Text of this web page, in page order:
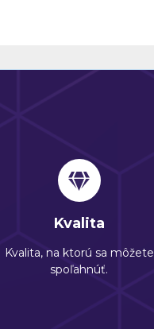
Kvalita
Kvalita, na ktorú sa môžete
spoľahnúť.